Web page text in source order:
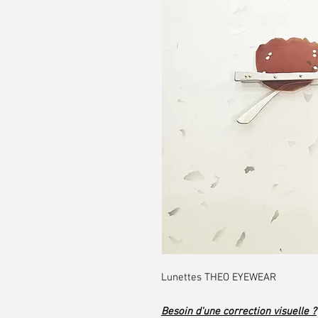
Lunettes THEO EYEWEAR
Besoin d'une correction visuelle ?